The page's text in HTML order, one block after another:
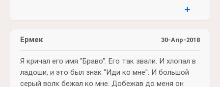
➕
30-Апр-2018
Ермек
Я кричал его имя "Браво". Его так звали. И хлопал в
ладоши, и это был знак "Иди ко мне". И большой
серый волк бежал ко мне. Добежав до меня он